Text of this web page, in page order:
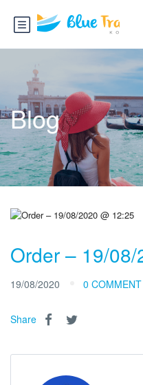
Blog
Order – 19/
19/08/2020 0 COMMENT
Share